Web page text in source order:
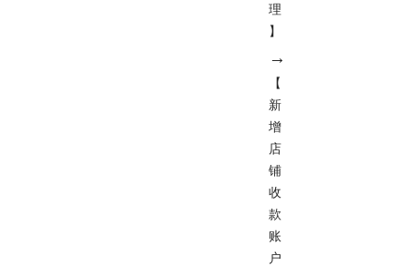
理
】
→
【
新
增
店
铺
收
款
账
户